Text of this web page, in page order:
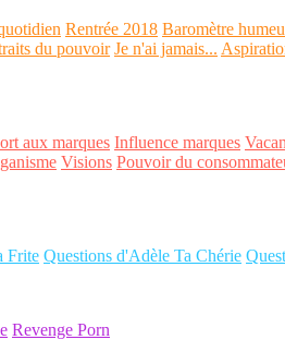
Rentrée 2018 Baromètre
du pouvoir Je n'ai jamais...
aux marques Influence marques
Visions Pouvoir du
Frite Questions d'Adèle Ta Chérie
Revenge Porn